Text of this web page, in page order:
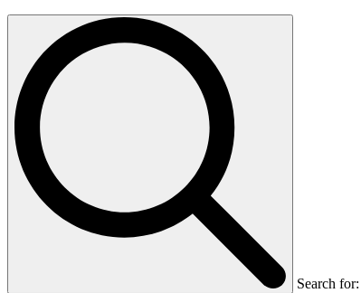
Search for: